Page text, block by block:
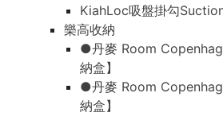
KiahLoc吸盤掛勾
樂高收納
●丹麥 Room
納盒】
●丹麥 Room
納盒】